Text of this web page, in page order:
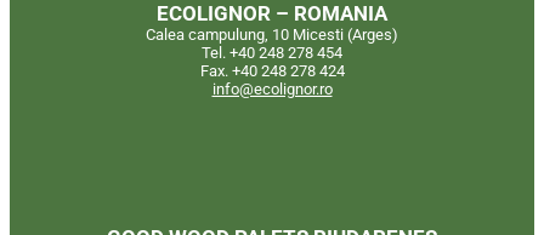
ECOLIGNOR – ROMANIA
Calea campulung, 10 Micesti (Arges)
Tel. +40 248 278 454
Fax. +40 248 278 424
info@ecolignor.ro